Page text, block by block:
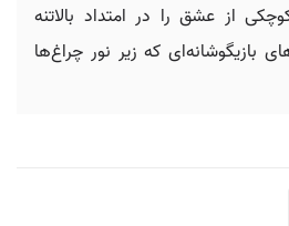
از عشق را در امتداد بالاتنه
بازیگوشانه‌ای که زیر نور چراغ‌ها